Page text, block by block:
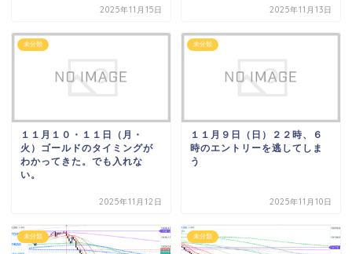
2025年11月15日 2025年11月13日
未分類
１１月１０・１１日（月・
火）ゴールドのタイミングが
わかってきた。でも入れな
い。
2025年11月12日
未分類
１１月９日（日）２２時、６
時のエントリーを逃してしま
う
2025年11月10日
未分類 未分類